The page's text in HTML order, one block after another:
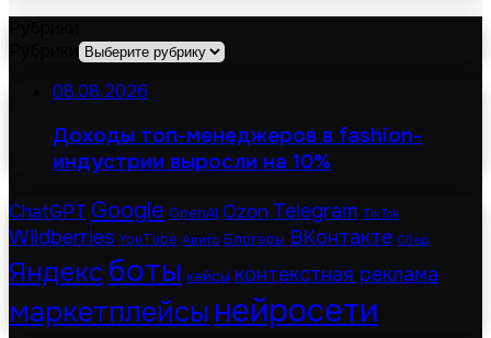
08.08.2026
Доходы топ-менеджеров в fashion-
индустрии выросли на 10%
ChatGPT Google OpenAI Ozon Telegram TikTok
Wildberries YouTube Авито Блогеры ВКонтакте Сбер
Яндексботы кейсы контекстная реклама
маркетплейсы нейросети